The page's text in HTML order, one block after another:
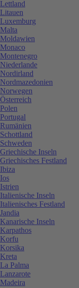
Lettland
Litauen
Luxemburg
Malta
Moldawien
Monaco
Montenegro
Niederlande
Nordirland
Nordmazedonien
Norwegen
Österreich
Polen
Portugal
Rumänien
Schottland
Schweden
Griechische Inseln
Griechisches Festland
Ibiza
Ios
Istrien
Italienische Inseln
Italienisches Festland
Jandia
Kanarische Inseln
Karpathos
Korfu
Korsika
Kreta
La Palma
Lanzarote
Madeira